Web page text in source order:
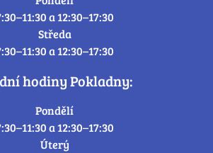
a 12:30–17:30
Středa
a 12:30–17:30
hodiny Pokladny:
Pondělí
a 12:30–17:30
Úterý